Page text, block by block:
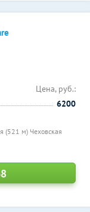
(521 м) Чеховская
Цена, руб.:
6200